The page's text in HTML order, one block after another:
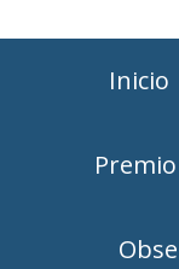
Inicio